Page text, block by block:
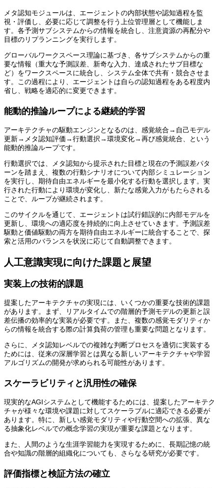
メタ認知モジュールは、エージェントの内部状態や認知過程を監
視・評価し、必要に応じて調整を行う上位管理層として機能しま
す。各予測サブシステムからの情報を統合し、注意資源の再配分や
目標のリプランニングを実行します。
グローバルワークスペース理論に基づき、各サブシステムからの重
要な情報（重大な予測誤差、新奇な入力、達成されたサブ目標な
ど）をワークスペースに統合し、システム全体で共有・競合させま
す。この過程により、エージェントは自らの認知過程をある程度内
省し、戦略を適応的に変更できます。
能動的推論ループによる継続的学習
アーキテクチャの駆動エンジンとなるのは、感覚統合→自己モデル
更新→メタ認知評価→行動選択→環境変化→再び感覚統合、という
能動的推論ループです。
行動選択では、メタ認知から提示された目標と現在の予測誤差パタ
ーンを踏まえ、複数の行動シナリオについて内部シミュレーション
を実行し、期待自由エネルギーを最小化する行動を選択します。実
行された行動により環境が変化し、新たな感覚入力がもたらされる
ことで、ループが継続されます。
このサイクルを通じて、エージェントは試行錯誤的に内部モデルを
更新し、環境への適応度を持続的に向上させていきます。予測誤差
駆動と価値駆動の両方を期待自由エネルギーに統合することで、探
索と活用のバランスを状況に応じて自動調整できます。
人工意識実現に向けた課題と展望
実装上の技術的課題
提案したアーキテクチャの実現には、いくつかの重要な技術的課題
があります。まず、リアルタイムでの階層的予測モデルの更新と誤
差伝播の効率的な実装が必要です。また、複数の感覚モダリティか
らの情報を統合する際の計算負荷の管理も重要な問題となります。
さらに、メタ認知レベルでの複雑な判断プロセスを適切に実装する
ためには、従来の深層学習とは異なる新しいアーキテクチャや学習
アルゴリズムの開発が求められる可能性があります。
スケーラビリティと汎用性の確保
現実的なAGIシステムとして機能するためには、提案したアーキテク
チャが様々な環境や課題に対してスケーラブルに適応できる必要が
あります。特に、新しい感覚モダリティや行動空間への拡張、異な
る抽象化レベルでの概念学習の実現が重要な課題となります。
また、人間のような生涯学習能力を実現するために、長期記憶の統
合や知識の階層的組織化についても、さらなる研究が必要です。
評価指標と検証方法の確立